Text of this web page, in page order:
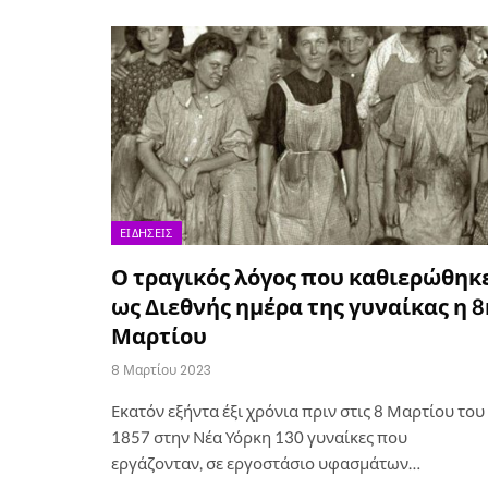
ΕΙΔΉΣΕΙΣ
Ο τραγικός λόγος που
ως Διεθνής ημέρα της γυναίκας η
Μαρτίου
8 Μαρτίου 2023
Εκατόν εξήντα έξι χρόνια πριν στις 8 Μαρτίου του
1857 στην Νέα Υόρκη 130 γυναίκες που
εργάζονταν, σε εργοστάσιο υφασμάτων…